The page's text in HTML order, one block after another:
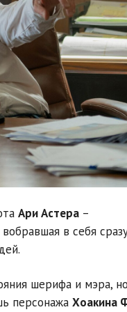
Ари Астера–
в себя
шерифа и мэра, но
персонажа Хоакина